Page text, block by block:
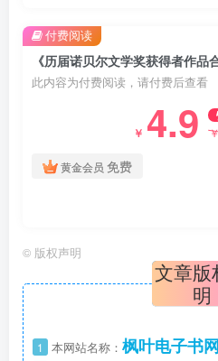
此内容为付费阅读，请付费后查看
￥ 4.9
黄金会员 免费
付费阅读
© 版权声明
文章版
明
1 本网站名称： 枫叶电子书网